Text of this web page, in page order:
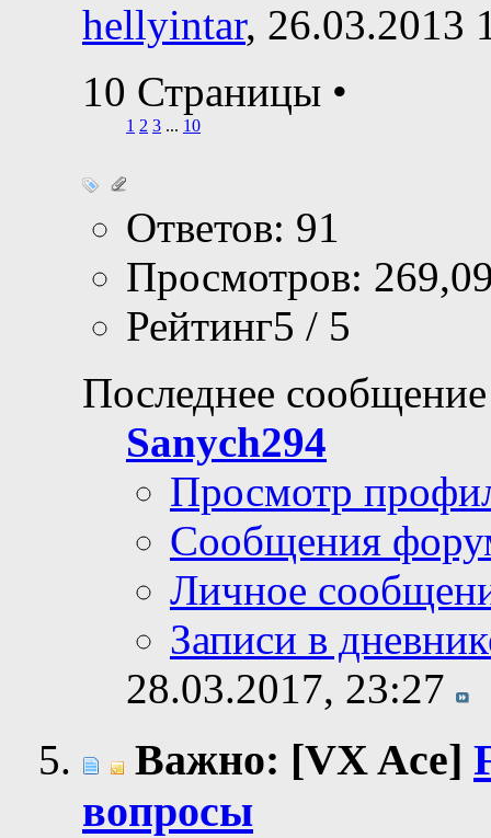
hellyintar, 26.03.2013
10 Страницы •
1 2 3 ... 10
Ответов: 91
Просмотров:
Рейтинг5 / 5
Последнее
Sanych294
Просмотр
Сообщения
Личное
Записи в
28.03.2017, 23:27
Важно: [VX Ace]
вопросы